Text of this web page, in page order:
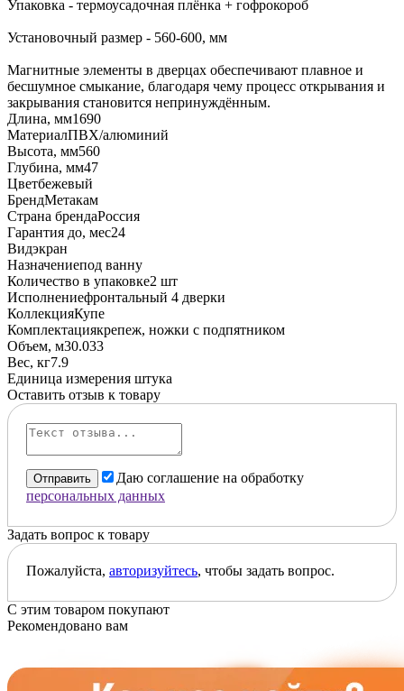
Упаковка - термоусадочная плёнка + гофрокороб
Установочный размер - 560-600, мм
Магнитные элементы в дверцах обеспечивают плавное и
бесшумное смыкание, благодаря чему процесс открывания и
закрывания становится непринуждённым.
Длина, мм1690
МатериалПВХ/алюминий
Высота, мм560
Глубина, мм47
Цветбежевый
БрендМетакам
Страна брендаРоссия
Гарантия до, мес24
Видэкран
Назначениепод ванну
Количество в упаковке2 шт
Исполнениефронтальный 4 дверки
КоллекцияКупе
Комплектациякрепеж, ножки с подпятником
Объем, м30.033
Вес, кг7.9
Единица измерения штука
Оставить отзыв к товару
Отправить
Даю соглашение на обработку
персональных данных
Задать вопрос к товару
Пожалуйста, авторизуйтесь, чтобы задать вопрос.
С этим товаром покупают
Рекомендовано вам